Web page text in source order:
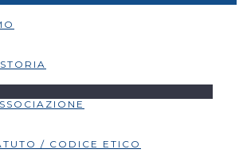
/ CODICE ETICO